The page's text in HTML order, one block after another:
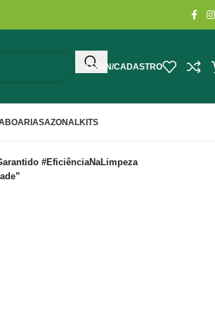
LOGIN/CADASTRO
SAZONALKITS
#EficiênciaNaLimpeza